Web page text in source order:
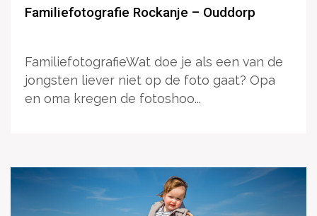
Familiefotografie Rockanje – Ouddorp
FamiliefotografieWat doe je als een van de
jongsten liever niet op de foto gaat? Opa
en oma kregen de fotoshoo...